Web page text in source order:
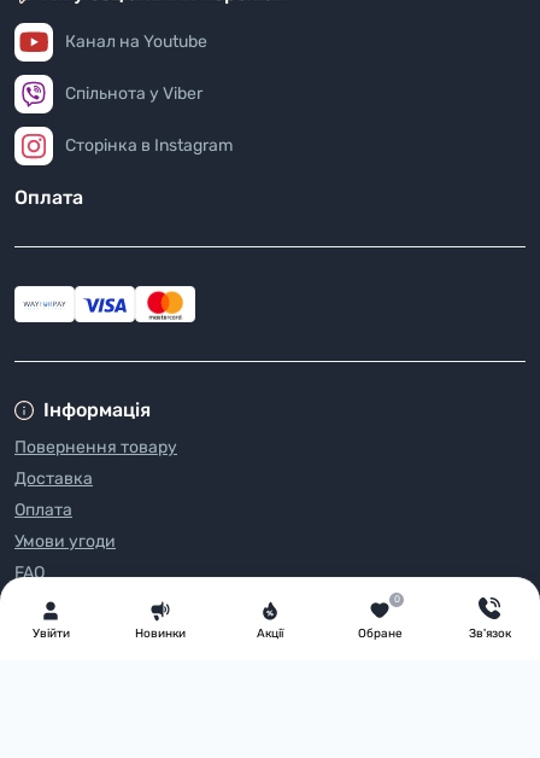
Увiйти Новинки Акції Обране
0
Зв'язок
Інформація
Повернення товару
Доставка
Оплата
Умови угоди
FAQ
Про нас
Блог
Канал на Youtube
Спільнота у Viber
Сторінка в Instagram
Оплата